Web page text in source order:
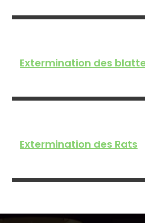
Extermination des
Extermination des Rats